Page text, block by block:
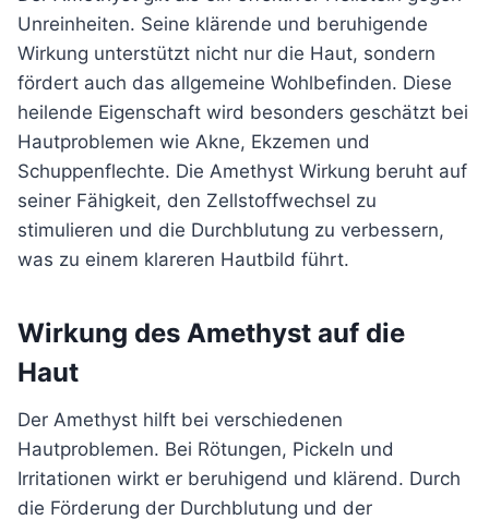
Unreinheiten. Seine klärende und beruhigende
Wirkung unterstützt nicht nur die Haut, sondern
fördert auch das allgemeine Wohlbefinden. Diese
heilende Eigenschaft wird besonders geschätzt bei
Hautproblemen wie Akne, Ekzemen und
Schuppenflechte. Die Amethyst Wirkung beruht auf
seiner Fähigkeit, den Zellstoffwechsel zu
stimulieren und die Durchblutung zu verbessern,
was zu einem klareren Hautbild führt.
Wirkung des Amethyst auf die
Haut
Der Amethyst hilft bei verschiedenen
Hautproblemen. Bei Rötungen, Pickeln und
Irritationen wirkt er beruhigend und klärend. Durch
die Förderung der Durchblutung und der